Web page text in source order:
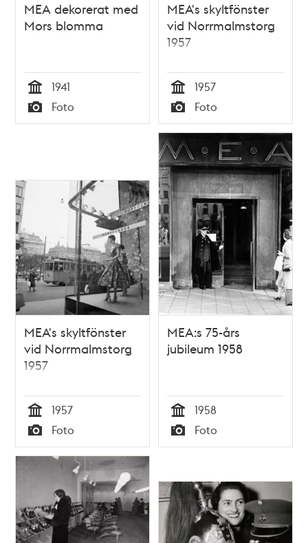
MEA dekorerat med
Mors blomma
Tid
1941
Typ
Foto
MEA's skyltfönster
vid Norrmalmstorg
1957
Tid
1957
Typ
Foto
MEA's skyltfönster
vid Norrmalmstorg
1957
Tid
1957
Typ
Foto
MEA:s 75-års
jubileum 1958
Tid
1958
Typ
Foto